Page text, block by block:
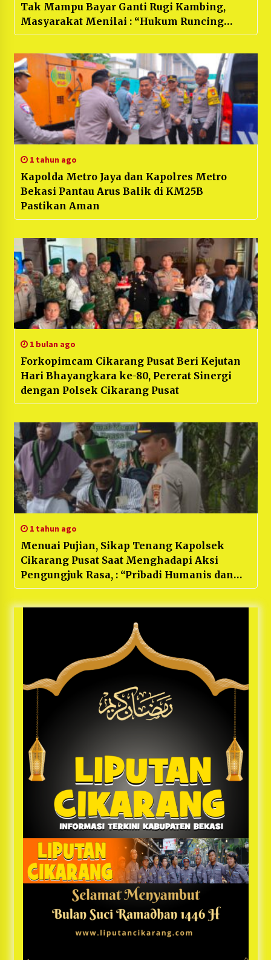
Tak Mampu Bayar Ganti Rugi Kambing,
Masyarakat Menilai : “Hukum Runcing
Kebawah, Tumpul Keatas”
1 tahun ago
Kapolda Metro Jaya dan Kapolres Metro
Bekasi Pantau Arus Balik di KM25B
Pastikan Aman
1 bulan ago
Forkopimcam Cikarang Pusat Beri Kejutan
Hari Bhayangkara ke-80, Pererat Sinergi
dengan Polsek Cikarang Pusat
1 tahun ago
Menuai Pujian, Sikap Tenang Kapolsek
Cikarang Pusat Saat Menghadapi Aksi
Pengungjuk Rasa, : “Pribadi Humanis dan
Pengarah”